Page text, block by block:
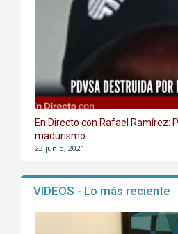
En Directo con Rafael Ramírez:
madurismo
23 junio, 2021
VIDEOS - Lo más reciente